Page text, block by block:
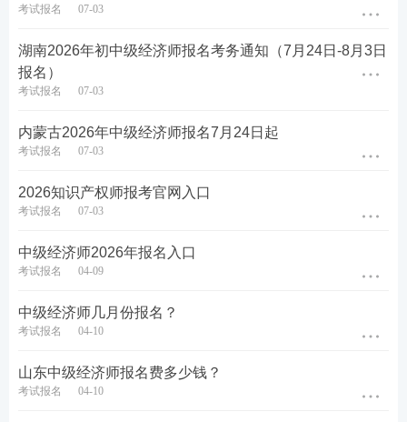
题、历年真题
、模拟试题、每日一练、模考大赛、答
题闯关，通过刷题，加深巩固，掌握要点，查漏补
缺，稳步提升！【
考试报名 07-03
湖南2026年初中级经济师报名考务通知（7月24日-8月3日
报名）
考试报名 07-03
内蒙古2026年中级经济师报名7月24日起
考试报名 07-03
2026知识产权师报考官网入口
考试报名 07-03
中级经济师2026年报名入口
考试报名 04-09
中级经济师几月份报名？
考试报名 04-10
山东中级经济师报名费多少钱？
考试报名 04-10